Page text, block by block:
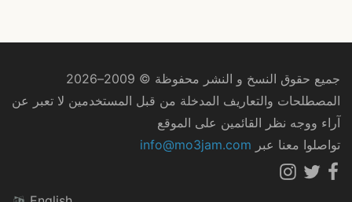
جميع حقوق النسخ و النشر محفوظة © 2009–2026
المصطلحات والتعاريف المدخلة من قبل المستخدمين لا تعبر عن
آراء ووجه نظر القائمين على الموقع
تواصلوا معنا عبر info@mo3jam.com